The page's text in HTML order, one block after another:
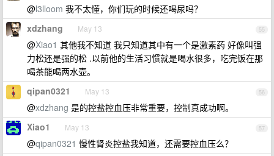
@l3lloom 我不太懂，你们玩的时候还喝尿吗？
55
xdzhang May 13
@Xiao1 其他我不知道 我只知道其中有一个是激素药 好像叫强
力松还是强的松 .以前他的生活习惯就是喝水很多，吃完饭在那
喝茶能喝两水壶。
56
qipan0321 May 13
@xdzhang 是的控盐控血压非常重要，控制真成功啊。
57
Xiao1 May 13
@qipan0321 慢性肾炎控盐我知道，还需要控血压么？